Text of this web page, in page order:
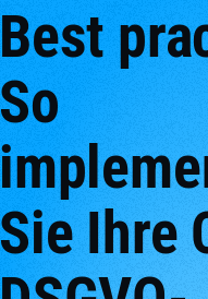
Best
So
Sie Ihre